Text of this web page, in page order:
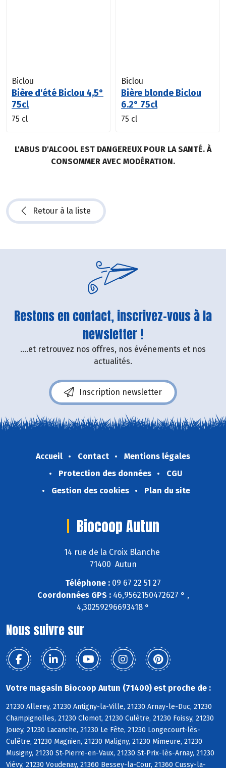
Biclou
Bière d'été Biclou 4,5°
75cl
75 cl
Biclou
Bière blonde Biclou
6.2° 75cl
75 cl
L'ABUS D'ALCOOL EST DANGEREUX POUR LA SANTÉ. À
CONSOMMER AVEC MODÉRATION.
Retour à la liste
Restons en contact, inscrivez-vous à la
newsletter !
....et retrouvez nos offres, nos événements et nos
actualités.
Inscription newsletter
Accueil Contact
Mentions légales
Protection des données
CGU
Gestion des cookies
Plan du site
Biocoop Autun
14 rue de la Croix Blanche
71400 Autun
Téléphone : 09 67 22 51 27
Coordonnées GPS :46,9562150472627 ° ,
4,30259296693418 °
Nous suivre sur
Votre magasin Biocoop Autun (71400) est proche de :
21230 Allerey, 21230 Antigny-la-Ville, 21230 Arnay-le-Duc, 21230
Champignolles, 21230 Clomot, 21230 Culètre, 21230 Foissy, 21230
Jouey, 21230 Lacanche, 21230 Le Fête, 21230 Longecourt-lès-
Culêtre, 21230 Magnien, 21230 Maligny, 21230 Mimeure, 21230
Musigny, 21230 St-Pierre-en-Vaux, 21230 St-Prix-lès-Arnay, 21230
Viévy, 21230 Voudenay, 21360 Bessey-la-Cour, 21360 Cussy-la-